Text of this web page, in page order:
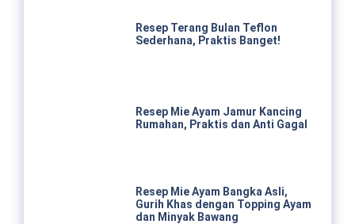
Resep Terang Bulan Teflon
Sederhana, Praktis Banget!
Resep Mie Ayam Jamur Kancing
Rumahan, Praktis dan Anti Gagal
Resep Mie Ayam Bangka Asli,
Gurih Khas dengan Topping Ayam
dan Minyak Bawang